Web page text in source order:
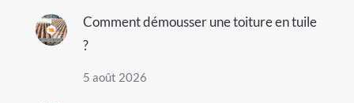
Comment démousser une toiture en tuile
?
5 août 2026